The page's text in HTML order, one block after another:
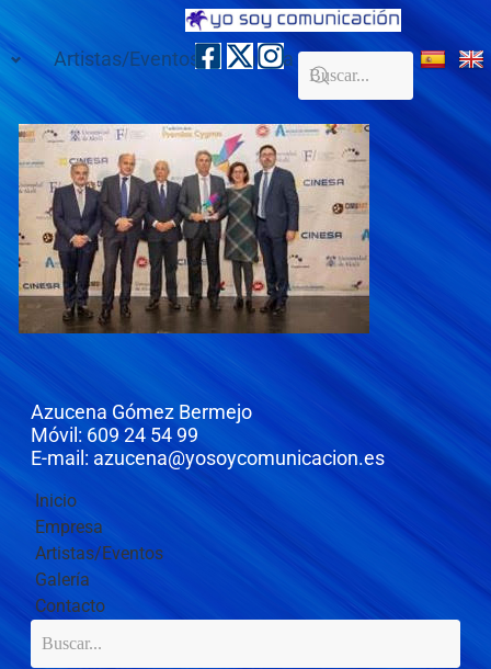
Artistas/Eventos Galería Contacto
Azucena Gómez Bermejo
Móvil: 609 24 54 99
E-mail: azucena@yosoycomunicacion.es
Inicio
Empresa
Artistas/Eventos
Galería
Contacto